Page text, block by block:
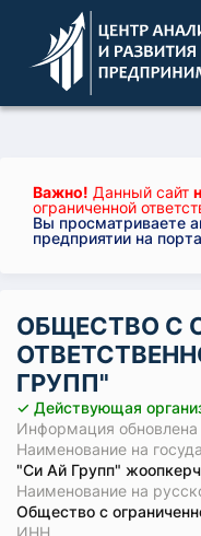
Важно! Данный сайт
ограниченной
Вы просматриваете
предприятии на
ОБЩЕСТВО С
ГРУПП"
✓ Действующая
Информация
Наименование на
"Си Ай Групп"
Наименование на
Общество с
ИНН